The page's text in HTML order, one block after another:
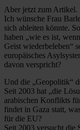
Aber jetzt zum Artikel.
Ich wünsche Frau
sich ableiten könnte.
haben „wie es ist,
Geist wiederbeleben“
europäisches
davon verspricht?
Und die „Geopolitik“
Seit 2003 hat „die
arabischen Konflikts
findet in Gaza statt,
für die EU?
Seit 2003 versucht die